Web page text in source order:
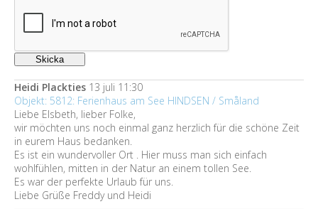
Heidi Plackties 13 juli 11:30
Objekt: 5812: Ferienhaus am See HINDSEN / Småland
Liebe Elsbeth, lieber Folke,
wir möchten uns noch einmal ganz herzlich für die schöne Zeit
in eurem Haus bedanken.
Es ist ein wundervoller Ort . Hier muss man sich einfach
wohlfühlen, mitten in der Natur an einem tollen See.
Es war der perfekte Urlaub für uns.
Liebe Grüße Freddy und Heidi